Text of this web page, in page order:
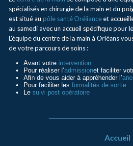
spécialisés en chirurgie de la main et du
est situé au pôle santé Orélianceet
au samedi avec un accueil spécifique pour
L’équipe du centre de la main à Orléans
de votre parcours de soins :
Avant votre intervention
Pour réaliser l’admissionet faciliter
Afin de vous aider à appréhender l’
Pour faciliter les formalités de sortie
Le suivi post opératoire
Accueil